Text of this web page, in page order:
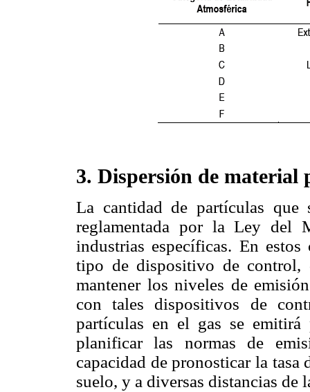
3. Dispersión de material
La cantidad de partículas que
reglamentada por la Ley del
industrias específicas. En
tipo de dispositivo de
mantener los niveles de
con tales dispositivos de
partículas en el gas se
planificar las normas de
capacidad de pronosticar la
suelo, y a diversas distancias de